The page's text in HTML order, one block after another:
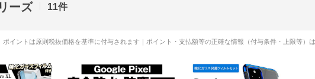
ーズ 11件
｜ポイントは原則税抜価格を基準に付与されます｜ポイント・支払額等の正確な情報（付与条件・上限等）